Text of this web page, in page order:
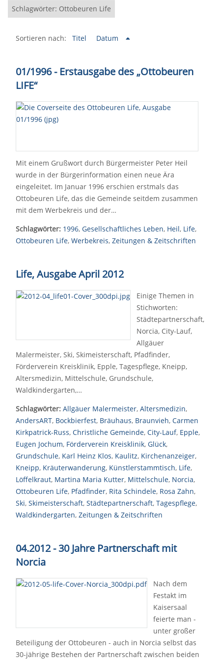
Schlagwörter: Ottobeuren Life
Sortieren nach: Titel Datum
01/1996 - Erstausgabe des „Ottobeuren
LIFE“
Mit einem Grußwort durch Bürgermeister Peter Heil
wurde in der Bürgerinformation einen neue Ära
eingeleitet. Im Januar 1996 erschien erstmals das
Ottobeuren Life, das die Gemeinde seitdem zusammen
mit dem Werbekreis und der…
Schlagwörter: 1996, Gesellschaftliches Leben, Heil, Life,
Ottobeuren Life, Werbekreis, Zeitungen & Zeitschriften
Life, Ausgabe April 2012
Einige Themen in
Stichworten:
Städtepartnerschaft,
Norcia, City-Lauf,
Allgäuer
Malermeister, Ski, Skimeisterschaft, Pfadfinder,
Förderverein Kreisklinik, Epple, Tagespflege, Kneipp,
Altersmedizin, Mittelschule, Grundschule,
Waldkindergarten,…
Schlagwörter: Allgäuer Malermeister, Altersmedizin,
AndersART, Bockbierfest, Bräuhaus, Braunvieh, Carmen
Kirkpatrick-Russ, Christliche Gemeinde, City-Lauf, Epple,
Eugen Jochum, Förderverein Kreisklinik, Glück,
Grundschule, Karl Heinz Klos, Kaulitz, Kirchenanzeiger,
Kneipp, Kräuterwanderung, Künstlerstammtisch, Life,
Löffelkraut, Martina Maria Kutter, Mittelschule, Norcia,
Ottobeuren Life, Pfadfinder, Rita Schindele, Rosa Zahn,
Ski, Skimeisterschaft, Städtepartnerschaft, Tagespflege,
Waldkindergarten, Zeitungen & Zeitschriften
04.2012 - 30 Jahre Partnerschaft mit
Norcia
Nach dem
Festakt im
Kaisersaal
feierte man -
unter großer
Beteiligung der Ottobeuren - auch in Norcia selbst das
30-jährige Bestehen der Partnerschaft zwischen beiden